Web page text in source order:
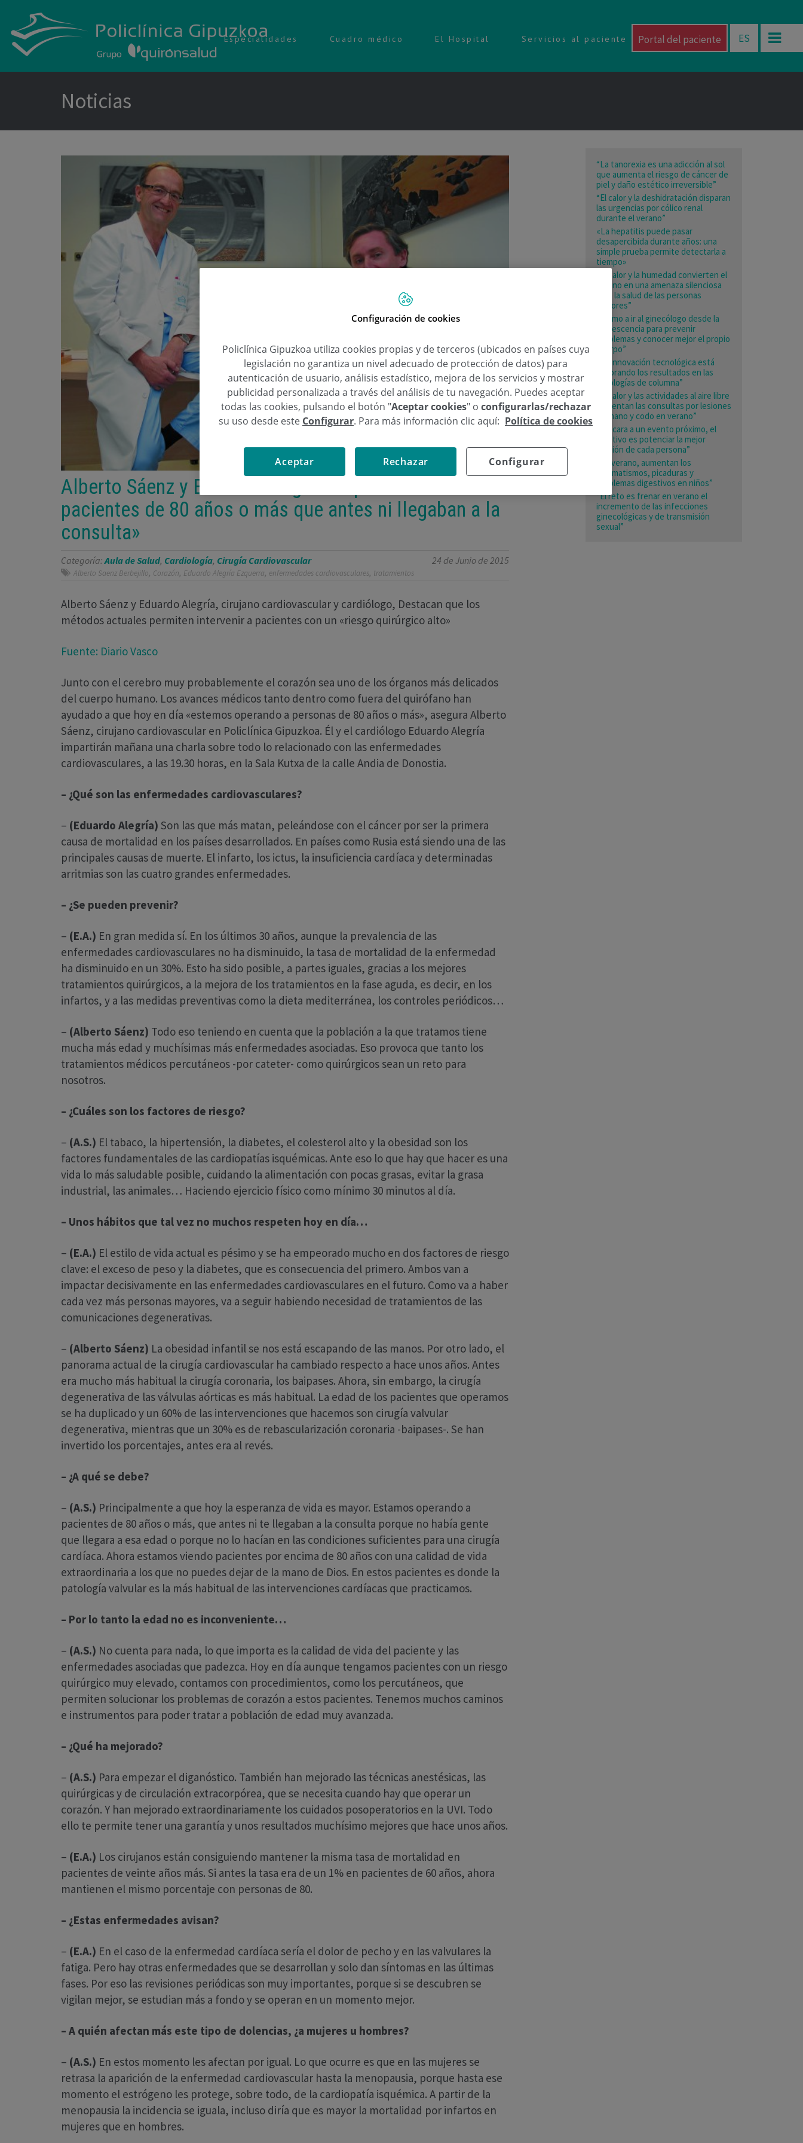
Especialidades Cuadro médico El Hospital Servicios al paciente Portal del paciente ES
Noticias
Alberto Sáenz y Eduardo Alegría: «Operamos a
pacientes de 80 años o más que antes ni llegaban a la
consulta»
Categoría: Aula de Salud, Cardiología, Cirugía Cardiovascular 24 de Junio de 2015
Alberto Saenz Berbejillo, Corazón, Eduardo Alegría Ezquerra, enfermedades cardiovasculares, tratamientos
Alberto Sáenz y Eduardo Alegría, cirujano cardiovascular y cardiólogo, Destacan que los
métodos actuales permiten intervenir a pacientes con un «riesgo quirúrgico alto»
Fuente: Diario Vasco
Junto con el cerebro muy probablemente el corazón sea uno de los órganos más delicados
del cuerpo humano. Los avances médicos tanto dentro como fuera del quirófano han
ayudado a que hoy en día «estemos operando a personas de 80 años o más», asegura Alberto
Sáenz, cirujano cardiovascular en Policlínica Gipuzkoa. Él y el cardiólogo Eduardo Alegría
impartirán mañana una charla sobre todo lo relacionado con las enfermedades
cardiovasculares, a las 19.30 horas, en la Sala Kutxa de la calle Andia de Donostia.
– ¿Qué son las enfermedades cardiovasculares?
– (Eduardo Alegría) Son las que más matan, peleándose con el cáncer por ser la primera
causa de mortalidad en los países desarrollados. En países como Rusia está siendo una de las
principales causas de muerte. El infarto, los ictus, la insuficiencia cardíaca y determinadas
arritmias son las cuatro grandes enfermedades.
– ¿Se pueden prevenir?
– (E.A.) En gran medida sí. En los últimos 30 años, aunque la prevalencia de las
enfermedades cardiovasculares no ha disminuido, la tasa de mortalidad de la enfermedad
ha disminuido en un 30%. Esto ha sido posible, a partes iguales, gracias a los mejores
tratamientos quirúrgicos, a la mejora de los tratamientos en la fase aguda, es decir, en los
infartos, y a las medidas preventivas como la dieta mediterránea, los controles periódicos…
– (Alberto Sáenz) Todo eso teniendo en cuenta que la población a la que tratamos tiene
mucha más edad y muchísimas más enfermedades asociadas. Eso provoca que tanto los
tratamientos médicos percutáneos -por cateter- como quirúrgicos sean un reto para
nosotros.
– ¿Cuáles son los factores de riesgo?
– (A.S.) El tabaco, la hipertensión, la diabetes, el colesterol alto y la obesidad son los
factores fundamentales de las cardiopatías isquémicas. Ante eso lo que hay que hacer es una
vida lo más saludable posible, cuidando la alimentación con pocas grasas, evitar la grasa
industrial, las animales… Haciendo ejercicio físico como mínimo 30 minutos al día.
– Unos hábitos que tal vez no muchos respeten hoy en día…
– (E.A.) El estilo de vida actual es pésimo y se ha empeorado mucho en dos factores de riesgo
clave: el exceso de peso y la diabetes, que es consecuencia del primero. Ambos van a
impactar decisivamente en las enfermedades cardiovasculares en el futuro. Como va a haber
cada vez más personas mayores, va a seguir habiendo necesidad de tratamientos de las
comunicaciones degenerativas.
– (Alberto Sáenz) La obesidad infantil se nos está escapando de las manos. Por otro lado, el
panorama actual de la cirugía cardiovascular ha cambiado respecto a hace unos años. Antes
era mucho más habitual la cirugía coronaria, los baipases. Ahora, sin embargo, la cirugía
degenerativa de las válvulas aórticas es más habitual. La edad de los pacientes que operamos
se ha duplicado y un 60% de las intervenciones que hacemos son cirugía valvular
degenerativa, mientras que un 30% es de rebascularización coronaria -baipases-. Se han
invertido los porcentajes, antes era al revés.
– ¿A qué se debe?
– (A.S.) Principalmente a que hoy la esperanza de vida es mayor. Estamos operando a
pacientes de 80 años o más, que antes ni te llegaban a la consulta porque no había gente
que llegara a esa edad o porque no lo hacían en las condiciones suficientes para una cirugía
cardíaca. Ahora estamos viendo pacientes por encima de 80 años con una calidad de vida
extraordinaria a los que no puedes dejar de la mano de Dios. En estos pacientes es donde la
patología valvular es la más habitual de las intervenciones cardíacas que practicamos.
– Por lo tanto la edad no es inconveniente…
– (A.S.) No cuenta para nada, lo que importa es la calidad de vida del paciente y las
enfermedades asociadas que padezca. Hoy en día aunque tengamos pacientes con un riesgo
quirúrgico muy elevado, contamos con procedimientos, como los percutáneos, que
permiten solucionar los problemas de corazón a estos pacientes. Tenemos muchos caminos
e instrumentos para poder tratar a población de edad muy avanzada.
– ¿Qué ha mejorado?
– (A.S.) Para empezar el diganóstico. También han mejorado las técnicas anestésicas, las
quirúrgicas y de circulación extracorpórea, que se necesita cuando hay que operar un
corazón. Y han mejorado extraordinariamente los cuidados posoperatorios en la UVI. Todo
ello te permite tener una garantía y unos resultados muchísimo mejores que hace unos años.
– (E.A.) Los cirujanos están consiguiendo mantener la misma tasa de mortalidad en
pacientes de veinte años más. Si antes la tasa era de un 1% en pacientes de 60 años, ahora
mantienen el mismo porcentaje con personas de 80.
– ¿Estas enfermedades avisan?
– (E.A.) En el caso de la enfermedad cardíaca sería el dolor de pecho y en las valvulares la
fatiga. Pero hay otras enfermedades que se desarrollan y solo dan síntomas en las últimas
fases. Por eso las revisiones periódicas son muy importantes, porque si se descubren se
vigilan mejor, se estudian más a fondo y se operan en un momento mejor.
– A quién afectan más este tipo de dolencias, ¿a mujeres u hombres?
– (A.S.) En estos momento les afectan por igual. Lo que ocurre es que en las mujeres se
retrasa la aparición de la enfermedad cardiovascular hasta la menopausia, porque hasta ese
momento el estrógeno les protege, sobre todo, de la cardiopatía isquémica. A partir de la
menopausia la incidencia se iguala, incluso diría que es mayor la mortalidad por infartos en
mujeres que en hombres.
“La tanorexia es una adicción al sol
que aumenta el riesgo de cáncer de
piel y daño estético irreversible”
“El calor y la deshidratación disparan
las urgencias por cólico renal
durante el verano”
«La hepatitis puede pasar
desapercibida durante años: una
simple prueba permite detectarla a
tiempo»
“El calor y la humedad convierten el
verano en una amenaza silenciosa
para la salud de las personas
mayores”
«Animo a ir al ginecólogo desde la
adolescencia para prevenir
problemas y conocer mejor el propio
cuerpo”
“La innovación tecnológica está
mejorando los resultados en las
patologías de columna”
“El calor y las actividades al aire libre
aumentan las consultas por lesiones
de mano y codo en verano”
“De cara a un evento próximo, el
objetivo es potenciar la mejor
versión de cada persona”
“En verano, aumentan los
traumatismos, picaduras y
problemas digestivos en niños”
“El reto es frenar en verano el
incremento de las infecciones
ginecológicas y de transmisión
sexual”
Configuración de cookies
Policlínica Gipuzkoa utiliza cookies propias y de terceros (ubicados en países cuya
legislación no garantiza un nivel adecuado de protección de datos) para
autenticación de usuario, análisis estadístico, mejora de los servicios y mostrar
publicidad personalizada a través del análisis de tu navegación. Puedes aceptar
todas las cookies, pulsando el botón "Aceptar cookies" o configurarlas/rechazar
su uso desde este Configurar. Para más información clic aquí: Política de cookies
Configurar
Rechazar
Aceptar